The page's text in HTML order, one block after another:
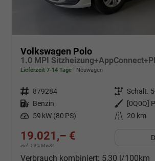
Volkswagen Polo
Lieferzeit 7-14 Tage Neuwagen
Fahrzeugnr. 879284 Getriebe Schalt.
Kraftstoff Benzin Außenfarbe
[0Q0Q]
Leistung 59 kW (80 PS) Kilometerstand 20 km
19.021,– €
incl. 19% MwSt.
Verbrauch kombiniert: 5,30 l/100km